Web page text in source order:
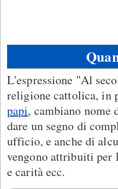
L'espressione "Al
religione cattolica, in
papi, cambiano nome
dare un segno di
ufficio, e anche di
vengono attribuiti per
e carità ecc.